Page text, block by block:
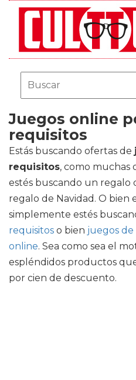
Juegos online
requisitos
Estás buscando ofertas de
requisitos, como muchas
estés buscando un regalo
regalo de Navidad. O bien
simplemente estés
requisitos o bien juegos de
online. Sea como sea el
espléndidos productos
por cien de descuento.